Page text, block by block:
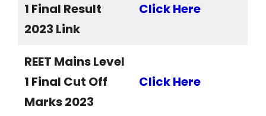
1 Final Result
2023 Link
Click Here
REET Mains Level
1 Final Cut Off
Marks 2023
Click Here